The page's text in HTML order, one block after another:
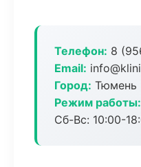
Телефон: 8
Email:
Город: Тюмень
Режим работы:
Сб-Вс: 10:00-